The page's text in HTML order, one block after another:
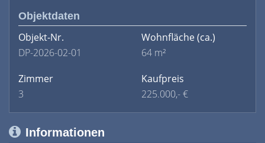
Objektdaten
Objekt-Nr.
DP-2026-02-01
Wohnfläche(ca.)
64 m²
Zimmer
3
Kaufpreis
225.000,- €
Informationen